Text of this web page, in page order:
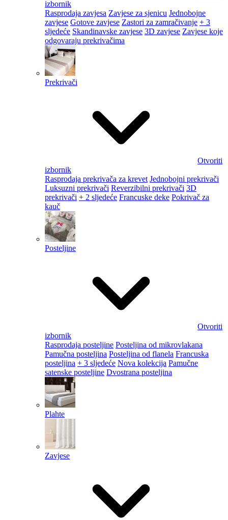
izbornik
Rasprodaja zavjesa Zavjese za sjenicu Jednobojne
zavjese Gotove zavjese Zastori za zamračivanje + 3
sljedeće Skandinavske zavjese 3D zavjese Zavjese koje
odgovaraju prekrivačima
Prekrivači
Otvoriti
izbornik
Rasprodaja prekrivača za krevet Jednobojni prekrivači
Luksuzni prekrivači Reverzibilni prekrivači 3D
prekrivači + 2 sljedeće Francuske deke Pokrivač za
kauč
Posteljine
Otvoriti
izbornik
Rasprodaja posteljine Posteljina od mikrovlakana
Pamučna posteljina Posteljina od flanela Francuska
posteljina + 3 sljedeće Nova kolekcija Pamučne
satenske posteljine Dvostrana posteljina
Plahte
Zavjese